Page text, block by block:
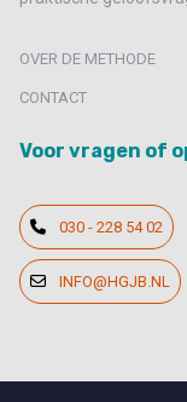
OVER DE METHODE
CONTACT
Voor vragen of
030 - 228 54 02
INFO@HGJB.NL